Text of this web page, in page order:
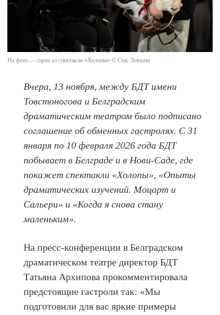
На фото — сцена из спектакля «Холопы» © Стас Левшин
Вчера, 13 ноября, между БДТ имени
Товстоногова и Белградским
драматическим театром было подписано
соглашение об обменных гастролях. С 31
января по 10 февраля 2026 года БДТ
побываетв Белграде и в Нови-Саде, где
покажет спектакли «Холопы», «Опыты
драматических изучений. Моцарт и
Сальери» и «Когда я снова стану
маленьким».
На пресс-конференции в Белградском
драматическом театре директор БДТ
Татьяна Архипова прокомментировала
предстоящие гастроли так: «Мы
подготовили для вас яркие примеры